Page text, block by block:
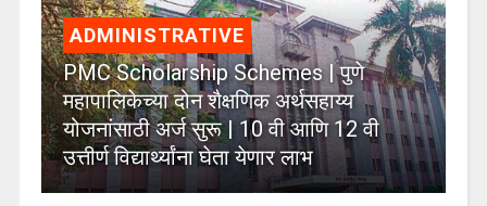
ADMINISTRATIVE
PMC Scholarship Schemes | पुणे
महापालिकेच्या दोन शैक्षणिक अर्थसहाय्य
योजनांसाठी अर्ज सुरू | 10 वी आणि 12 वी
उत्तीर्ण विद्यार्थ्यांना घेता येणार लाभ